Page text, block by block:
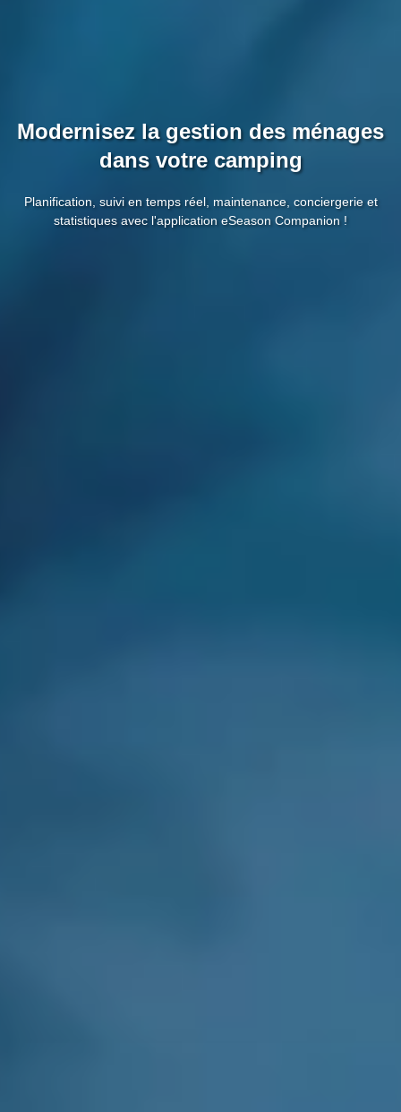
Modernisez la gestion des ménages
dans votre camping
Planification, suivi en temps réel, maintenance, conciergerie et
statistiques avec l'application eSeason Companion !